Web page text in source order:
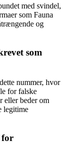
med svindel,
som Fauna
og
som
nummer, hvor
for falske
eller beder om
legitime
for